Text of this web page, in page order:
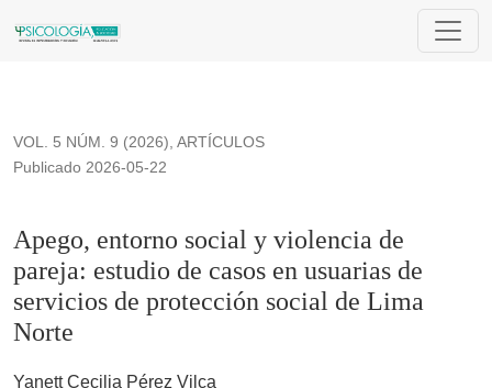
Apego, entorno social y violencia de pareja: estudio de
VOL. 5 NÚM. 9 (2026), ARTÍCULOS
Apego, entorno social y violencia de
pareja: estudio de casos en usuarias de
servicios de protección social de Lima
Norte
Publicado 2026-05-22
Yanett Cecilia Pérez Vilca